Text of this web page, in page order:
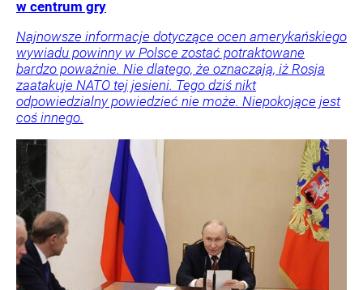
w centrum gry
Najnowsze informacje dotyczące ocen amerykańskiego
wywiadu powinny w Polsce zostać potraktowane
bardzo poważnie. Nie dlatego, że oznaczają, iż Rosja
zaatakuje NATO tej jesieni. Tego dziś nikt
odpowiedzialny powiedzieć nie może. Niepokojące jest
coś innego.